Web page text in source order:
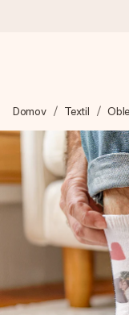
Váš dárek
abyste ho mohli
tom nejvíc záleží.
4,8 (na
Naše dárky
hodnotí známkou
Domov Textil